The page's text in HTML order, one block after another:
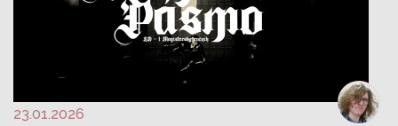
23.01.2026